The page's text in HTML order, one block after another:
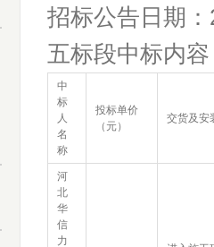
招标公告日期：
五标段中标内
中
标
人
名
称
投标单价
（ 元）
交货及安
河
北
华
信
力